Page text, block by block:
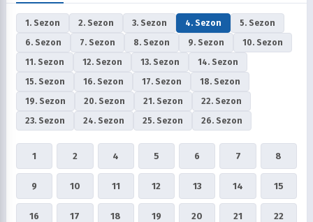
1. Sezon 2. Sezon 3. Sezon 4. Sezon
5. Sezon
6. Sezon
7. Sezon 8. Sezon 9. Sezon
10. Sezon
11. Sezon
12. Sezon 13. Sezon
14. Sezon
15. Sezon
16. Sezon 17. Sezon
18. Sezon
19. Sezon
20. Sezon 21. Sezon
22. Sezon
23. Sezon
24. Sezon 25. Sezon 26. Sezon
1 2 4 5 6 7 8
9 10 11 12 13 14 15
16 17 18 19 20 21 22